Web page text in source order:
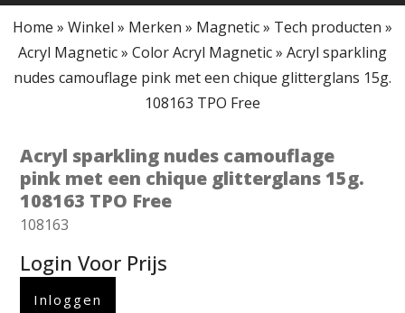
Home » Winkel » Merken » Magnetic» Tech producten »
Acryl Magnetic» Color Acryl Magnetic» Acryl sparkling
nudes camouflage pink met een chique glitterglans 15g.
108163 TPO Free
Acryl sparkling nudes camouflage
pink met een chique glitterglans 15g.
108163 TPO Free
108163
Login Voor Prijs
Inloggen